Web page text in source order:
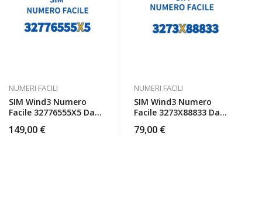
NUMERI FACILI
SIM Wind3 Numero
Facile 32776555X5 Da
149,00 €
NUMERI FACILI
SIM Wind3 Numero
Facile 3273X88833 Da
79,00 €